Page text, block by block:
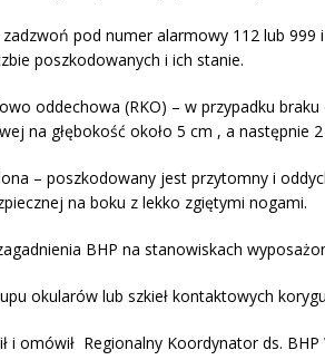
pod numer alarmowy 112 lub 999
poszkodowanych i ich stanie.
oddechowa (RKO) – w przypadku
na głębokość około 5 cm , a następnie
– poszkodowany jest przytomny i
na boku z lekko zgiętymi nogami.
BHP na stanowiskach
okularów lub szkieł kontaktowych
i omówił Regionalny Koordynator ds.